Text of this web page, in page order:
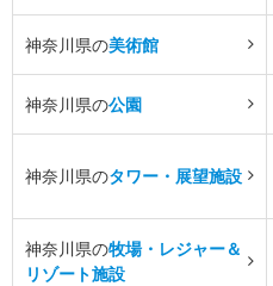
神奈川県の美術館
神奈川県の公園
神奈川県のタワー・展望施設
神奈川県の牧場・レジャー＆
リゾート施設